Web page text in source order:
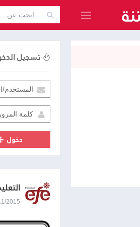
تسجيل
دخول
17/11/2015